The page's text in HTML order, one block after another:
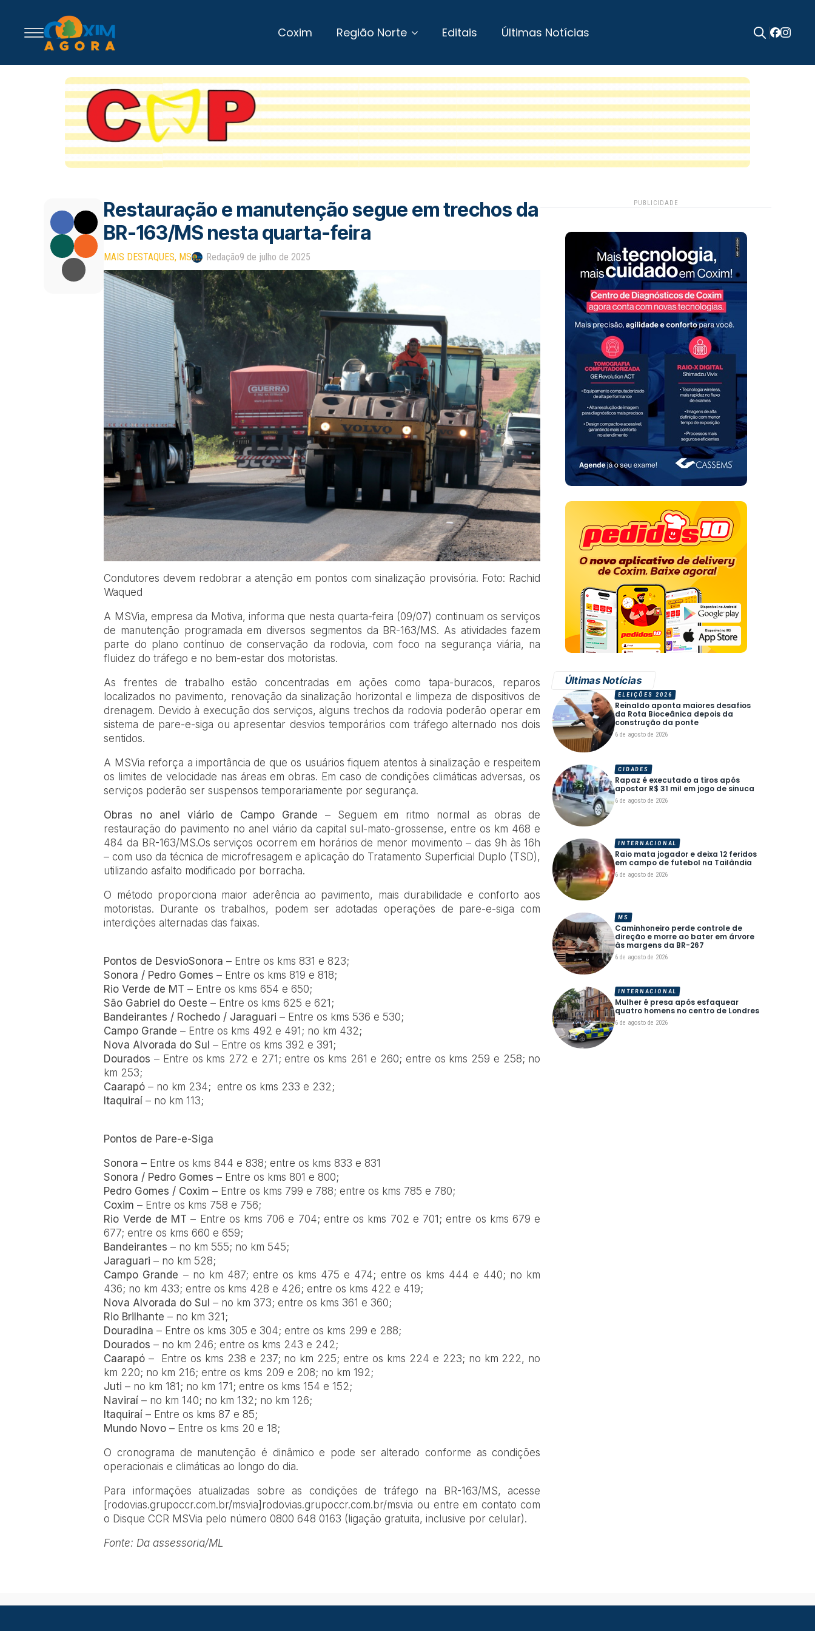
Coxim Região Norte Editais Últimas Notícias
Restauração e manutenção segue em trechos da
BR-163/MS nesta quarta-feira
MAIS DESTAQUES MS Redação9 de julho de 2025
Condutores devem redobrar a atenção em pontos com sinalização provisória. Foto: Rachid
Waqued
A MSVia, empresa da Motiva, informa que nesta quarta-feira (09/07) continuam os serviços
de manutenção programada em diversos segmentos da BR-163/MS. As atividades fazem
parte do plano contínuo de conservação da rodovia, com foco na segurança viária, na
fluidez do tráfego e no bem-estar dos motoristas.
As frentes de trabalho estão concentradas em ações como tapa-buracos, reparos
localizados no pavimento, renovação da sinalização horizontal e limpeza de dispositivos de
drenagem. Devido à execução dos serviços, alguns trechos da rodovia poderão operar em
sistema de pare-e-siga ou apresentar desvios temporários com tráfego alternado nos dois
sentidos.
A MSVia reforça a importância de que os usuários fiquem atentos à sinalização e respeitem
os limites de velocidade nas áreas em obras. Em caso de condições climáticas adversas, os
serviços poderão ser suspensos temporariamente por segurança.
Obras no anel viário de Campo Grande – Seguem em ritmo normal as obras de
restauração do pavimento no anel viário da capital sul-mato-grossense, entre os km 468 e
484 da BR-163/MS.Os serviços ocorrem em horários de menor movimento – das 9h às 16h
– com uso da técnica de microfresagem e aplicação do Tratamento Superficial Duplo (TSD),
utilizando asfalto modificado por borracha.
O método proporciona maior aderência ao pavimento, mais durabilidade e conforto aos
motoristas. Durante os trabalhos, podem ser adotadas operações de pare-e-siga com
interdições alternadas das faixas.
Pontos de DesvioSonora – Entre os kms 831 e 823;
Sonora / Pedro Gomes – Entre os kms 819 e 818;
Rio Verde de MT – Entre os kms 654 e 650;
São Gabriel do Oeste – Entre os kms 625 e 621;
Bandeirantes / Rochedo / Jaraguari – Entre os kms 536 e 530;
Campo Grande – Entre os kms 492 e 491; no km 432;
Nova Alvorada do Sul – Entre os kms 392 e 391;
Dourados – Entre os kms 272 e 271; entre os kms 261 e 260; entre os kms 259 e 258; no
km 253;
Caarapó – no km 234; entre os kms 233 e 232;
Itaquiraí – no km 113;
Pontos de Pare-e-Siga
Sonora – Entre os kms 844 e 838; entre os kms 833 e 831
Sonora / Pedro Gomes – Entre os kms 801 e 800;
Pedro Gomes / Coxim – Entre os kms 799 e 788; entre os kms 785 e 780;
Coxim – Entre os kms 758 e 756;
Rio Verde de MT – Entre os kms 706 e 704; entre os kms 702 e 701; entre os kms 679 e
677; entre os kms 660 e 659;
Bandeirantes – no km 555; no km 545;
Jaraguari – no km 528;
Campo Grande – no km 487; entre os kms 475 e 474; entre os kms 444 e 440; no km
436; no km 433; entre os kms 428 e 426; entre os kms 422 e 419;
Nova Alvorada do Sul – no km 373; entre os kms 361 e 360;
Rio Brilhante – no km 321;
Douradina – Entre os kms 305 e 304; entre os kms 299 e 288;
Dourados – no km 246; entre os kms 243 e 242;
Caarapó – Entre os kms 238 e 237; no km 225; entre os kms 224 e 223; no km 222, no
km 220; no km 216; entre os kms 209 e 208; no km 192;
Juti – no km 181; no km 171; entre os kms 154 e 152;
Naviraí – no km 140; no km 132; no km 126;
Itaquiraí – Entre os kms 87 e 85;
Mundo Novo – Entre os kms 20 e 18;
O cronograma de manutenção é dinâmico e pode ser alterado conforme as condições
operacionais e climáticas ao longo do dia.
Para informações atualizadas sobre as condições de tráfego na BR-163/MS, acesse
[rodovias.grupoccr.com.br/msvia]rodovias.grupoccr.com.br/msvia ou entre em contato com
o Disque CCR MSVia pelo número 0800 648 0163 (ligação gratuita, inclusive por celular).
Fonte: Da assessoria/ML
PUBLICIDADE
Últimas Notícias
Reinaldo aponta maiores desafios
da Rota Bioceânica depois da
construção da ponte
6 de agosto de 2026
ELEIÇÕES 2026
Rapaz é executado a tiros após
apostar R$ 31 mil em jogo de sinuca
6 de agosto de 2026
CIDADES
Raio mata jogador e deixa 12 feridos
em campo de futebol na Tailândia
6 de agosto de 2026
INTERNACIONAL
Caminhoneiro perde controle de
direção e morre ao bater em árvore
às margens da BR-267
6 de agosto de 2026
MS
Mulher é presa após esfaquear
quatro homens no centro de Londres
6 de agosto de 2026
INTERNACIONAL